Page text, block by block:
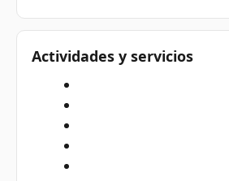
Actividades y servicios